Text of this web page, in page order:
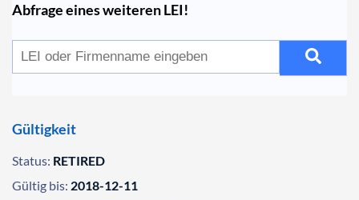
Abfrage eines weiteren LEI!
Gültigkeit
Status: RETIRED
Gültig bis: 2018-12-11